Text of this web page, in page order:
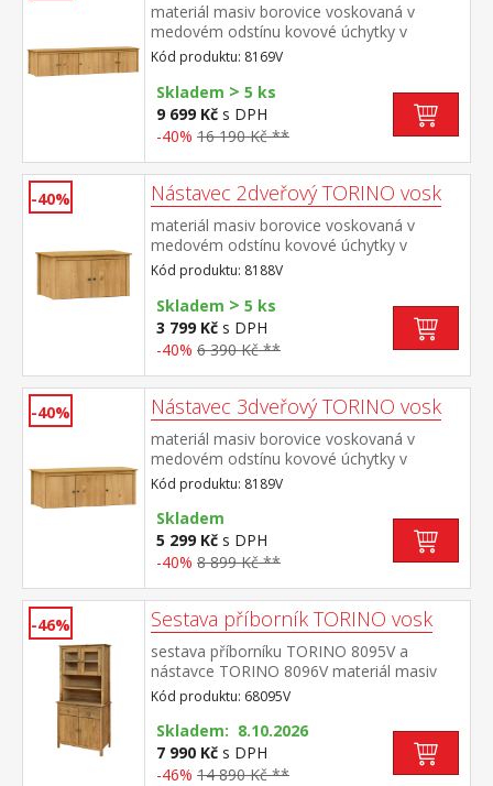
materiál masiv borovice voskovaná v
medovém odstínu kovové úchytky v
barevném provedení černěná
mosaz nástavec pro skříň 8069V
Kód produktu: 8169V
Skladem > 5 ks
9 699 Kč s DPH
-40% 16 190 Kč **
-40% Nástavec 2dveřový TORINO vosk
materiál masiv borovice voskovaná v
medovém odstínu kovové úchytky v
barevném provedení černěná
mosaz nástavec pro skříň 8088V
Kód produktu: 8188V
Skladem > 5 ks
3 799 Kč s DPH
-40% 6 390 Kč **
-40% Nástavec 3dveřový TORINO vosk
materiál masiv borovice voskovaná v
medovém odstínu kovové úchytky v
barevném provedení černěná
mosaz nástavec pro skříň 8089V
Kód produktu: 8189V
Skladem
5 299 Kč s DPH
-40% 8 899 Kč **
-46% Sestava příborník TORINO vosk
sestava příborníku TORINO 8095V a
nástavce TORINO 8096V materiál masiv
borovice voskovaná v medovém
odstínu kovové úchytky v barevném
provedení černěná mosaz příborník: 2
zásuvky s kovovými pojezdy, 2 plné dveře,
1 police nástavec: 2 prosklené dveře, 1
Kód produktu: 68095V
Skladem: 8.10.2026
7 990 Kč s DPH
-46% 14 890 Kč **